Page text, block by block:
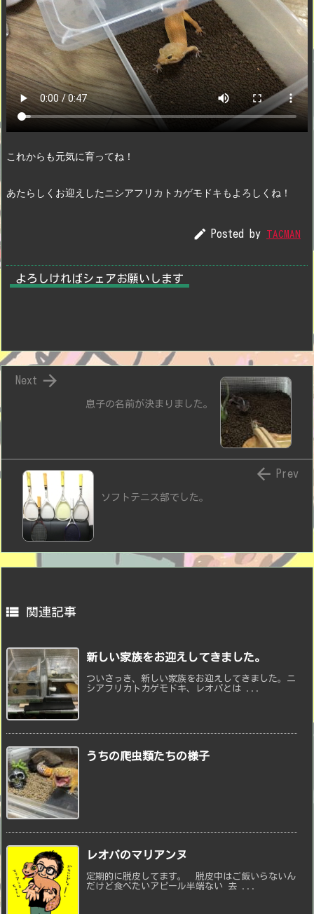
これからも元気に育ってね！
あたらしくお迎えしたニシアフリカトカゲモドキもよろしくね！
 Posted by TACMAN
よろしければシェアお願いします
息子の名前が決まりました。

Next
ソフトテニス部でした。
 Prev
 関連記事
新しい家族をお迎えしてきました。
ついさっき、新しい家族をお迎えしてきました。ニ
シアフリカトカゲモドキ、レオパとは ...
うちの爬虫類たちの様子
レオパのマリアンヌ
定期的に脱皮してます。 脱皮中はご飯いらないん
だけど食べたいアピール半端ない 去 ...